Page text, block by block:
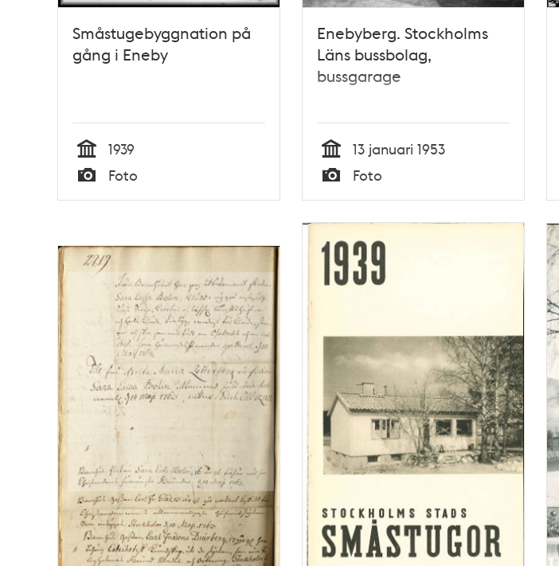
Småstugebyggnation på
gång i Eneby
Tid
1939
Typ
Foto
Enebyberg. Stockholms
Läns bussbolag,
bussgarage
Tid
13 januari 1953
Typ
Foto